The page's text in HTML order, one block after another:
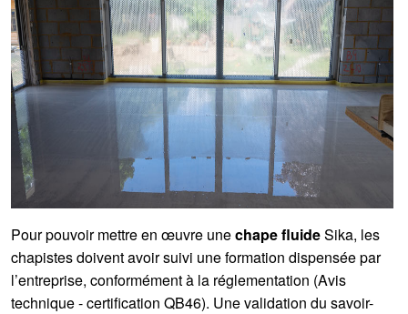
Pour pouvoir mettre en œuvre unechape fluideSika, les
chapistes doivent avoir suivi une formation dispensée par
l’entreprise, conformément à la réglementation (Avis
technique - certification QB46). Une validation du savoir-